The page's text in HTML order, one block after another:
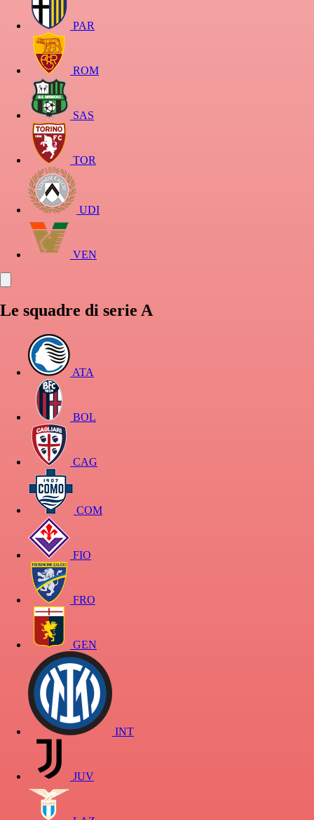
PAR
ROM
SAS
TOR
UDI
VEN
Le squadre di serie A
ATA
BOL
CAG
COM
FIO
FRO
GEN
INT
JUV